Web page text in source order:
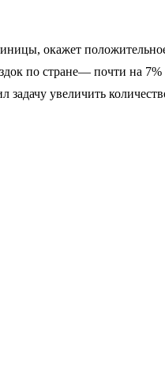
окажет
по стране— почти на
увеличить